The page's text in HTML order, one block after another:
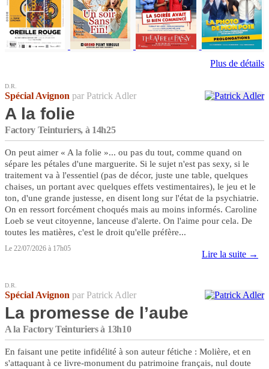
Plus de détails
D.R.
Spécial Avignon par Patrick Adler
A la folie
Factory Teinturiers, à 14h25
On peut aimer « A la folie »... ou pas du tout, comme quand on
sépare les pétales d'une marguerite. Si le sujet n'est pas sexy, si le
traitement va à l'essentiel (pas de décor, juste une table, quelques
chaises, un portant avec quelques effets vestimentaires), le jeu et le
ton, d'une grande justesse, en disent long sur l'état de la psychiatrie.
On en ressort forcément choqués mais au moins informés. Caroline
Loeb se veut citoyenne, lanceuse d'alerte. On l'aime pour cela. De
toutes les matières, c'est le droit qu'elle préfère...
Le 22/07/2026 à 17h05
Lire la suite →
D.R.
Spécial Avignon par Patrick Adler
La promesse de l’aube
A la Factory Teinturiers à 13h10
En faisant une petite infidélité à son auteur fétiche : Molière, et en
s'attaquant à ce livre-monument du patrimoine français, nul doute